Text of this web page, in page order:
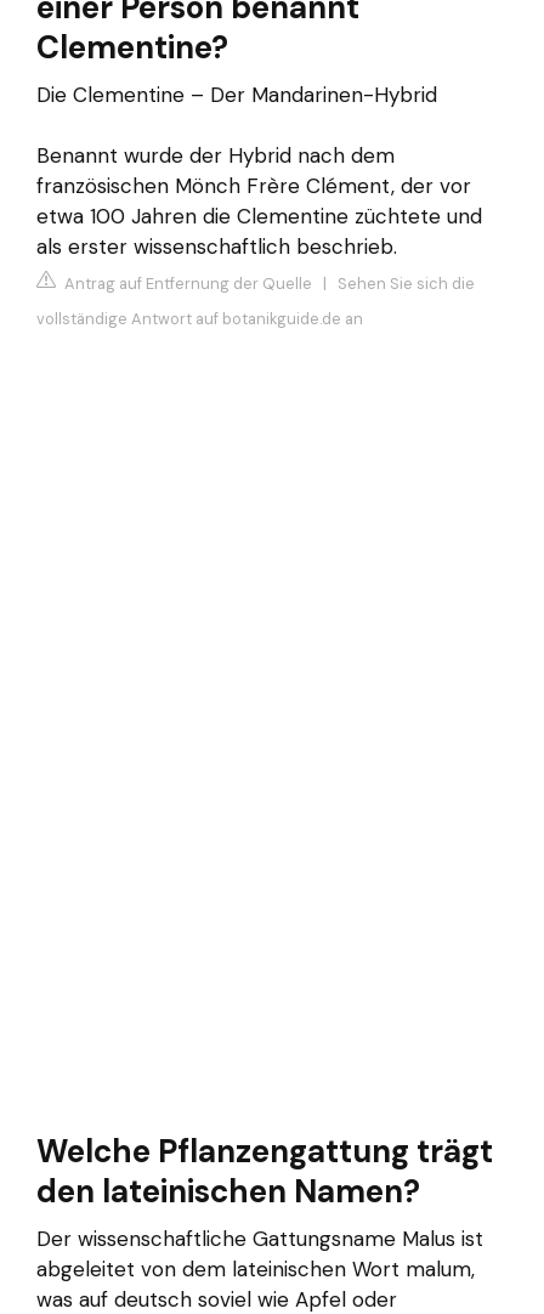
Clementine?
Die Clementine – Der Mandarinen-Hybrid
Benannt wurde der Hybrid nach dem
französischen Mönch Frère Clément, der vor
etwa 100 Jahren die Clementine züchtete und
als erster wissenschaftlich beschrieb.
Antrag auf Entfernung der Quelle | Sehen Sie sich die
vollständige Antwort auf botanikguide.de an
Welche Pflanzengattung trägt
den lateinischen Namen?
Der wissenschaftliche Gattungsname Malus ist
abgeleitet von dem lateinischen Wort malum,
was auf deutsch soviel wie Apfel oder